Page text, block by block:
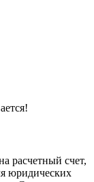
расчетный счет,
юридических